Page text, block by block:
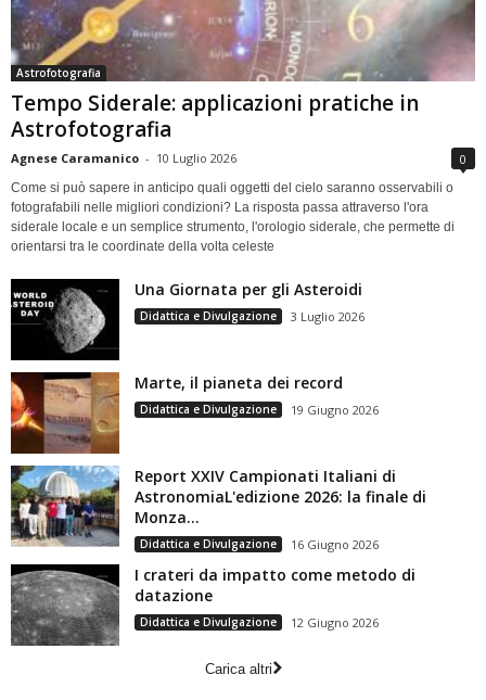
Astrofotografia
Tempo Siderale: applicazioni pratiche in
Astrofotografia
Agnese Caramanico - 10 Luglio 2026 0
Come si può sapere in anticipo quali oggetti del cielo saranno osservabili o
fotografabili nelle migliori condizioni? La risposta passa attraverso l'ora
siderale locale e un semplice strumento, l'orologio siderale, che permette di
orientarsi tra le coordinate della volta celeste
Una Giornata per gli Asteroidi
Didattica e Divulgazione 3 Luglio 2026
Marte, il pianeta dei record
Didattica e Divulgazione 19 Giugno 2026
Report XXIV Campionati Italiani di
AstronomiaL'edizione 2026: la finale di
Monza...
Didattica e Divulgazione 16 Giugno 2026
I crateri da impatto come metodo di
datazione
Didattica e Divulgazione 12 Giugno 2026
Carica altri